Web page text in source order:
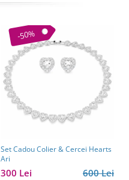
-50%
Set Cadou Colier & Cercei Hearts
Ari
600 Lei
300 Lei